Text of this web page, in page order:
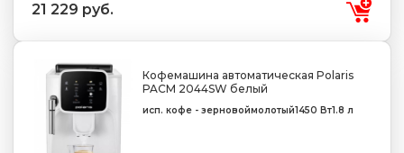
21 229 руб.
Кофемашина автоматическая Polaris
PACM 2044SW белый
исп. кофе - зерновоймолотый1450 Вт1.8 л